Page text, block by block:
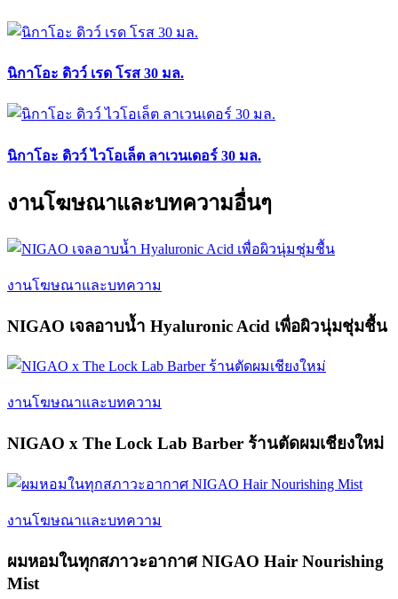
นิกาโอะ ดิวว์ เรด โรส 30 มล.
นิกาโอะ ดิวว์ ไวโอเล็ต ลาเวนเดอร์ 30 มล.
งานโฆษณาและบทความอื่นๆ
งานโฆษณาและบทความ
NIGAO เจลอาบน้ำ Hyaluronic Acid เพื่อผิวนุ่มชุ่มชื้น
งานโฆษณาและบทความ
NIGAO x The Lock Lab Barber ร้านตัดผมเชียงใหม่
งานโฆษณาและบทความ
ผมหอมในทุกสภาวะอากาศ NIGAO Hair Nourishing
Mist